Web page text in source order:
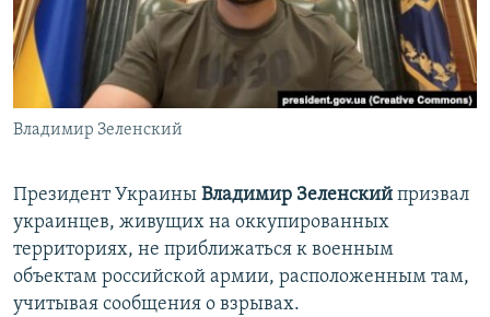
ПОБЕДИТЕЛЕЙ НЕ СУДЯТ?
КРЫМ.НЕПОКОРЕННЫЙ
ELIFBE
УКРАИНСКАЯ ПРОБЛЕМА КРЫМА
ПРИСОЕДИНЯЙТЕСЬ!
Владимир Зеленский
Президент Украины Владимир Зеленский призвал
украинцев, живущих на оккупированных
территориях, не приближаться к военным
объектам российской армии, расположенным там,
учитывая сообщения о взрывах.